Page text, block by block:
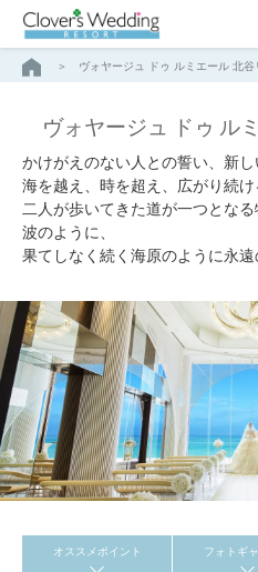
ヴォヤージュ ドゥ ルミエール 北谷
ヴォヤージュ ドゥ ル
かけがえのない人との誓い、新し
海を越え、時を超え、広がり続け
二人が歩いてきた道が一つとな
波のように、
果てしなく続く海原のように永
オススメポイント フォトギ